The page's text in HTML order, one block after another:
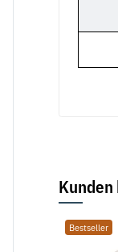
Bestseller